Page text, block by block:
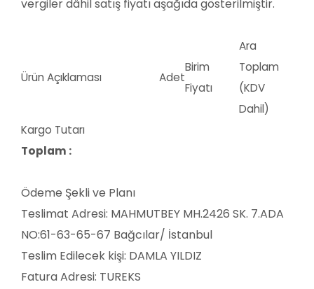
vergiler dâhil satış fiyatı aşağıda gösterilmiştir.
Ürün Açıklaması Adet
Birim
Fiyatı
Ara
Toplam
(KDV
Dahil)
Kargo Tutarı
Toplam :
Ödeme Şekli ve Planı
Teslimat Adresi: MAHMUTBEY MH.2426 SK. 7.ADA
NO:61-63-65-67 Bağcılar/ İstanbul
Teslim Edilecek kişi: DAMLA YILDIZ
Fatura Adresi: TUREKS